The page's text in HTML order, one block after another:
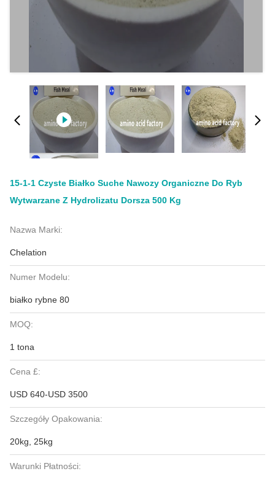
15-1-1 Czyste Białko Suche Nawozy Organiczne Do Ryb
Wytwarzane Z Hydrolizatu Dorsza 500 Kg
Nazwa Marki:
Chelation
Numer Modelu:
białko rybne 80
MOQ:
1 tona
Cena £:
USD 640-USD 3500
Szczegóły Opakowania:
20kg, 25kg
Warunki Płatności: